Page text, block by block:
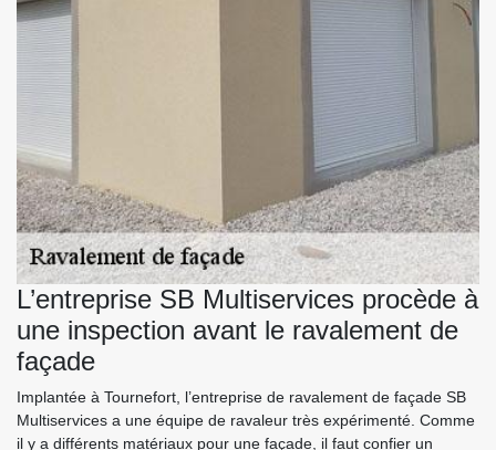
L’entreprise SB Multiservices procède à
une inspection avant le ravalement de
façade
Implantée à Tournefort, l’entreprise de ravalement de façade SB
Multiservices a une équipe de ravaleur très expérimenté. Comme
il y a différents matériaux pour une façade, il faut confier un